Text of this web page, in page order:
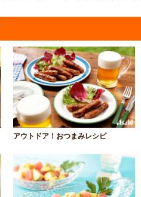
アウトドア！おつまみレシピ